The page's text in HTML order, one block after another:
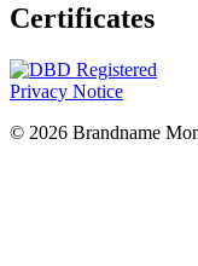
Certificates
Privacy Notice
© 2026 Brandname